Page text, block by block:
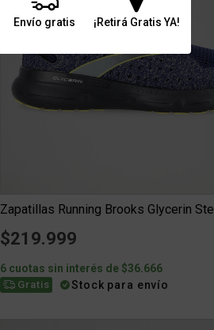
Envío gratis ¡Retirá Gratis YA!
$219.999
6 cuotas sin interés de $36.666
Gratis Stock para envío